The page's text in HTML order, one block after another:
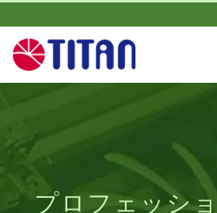
プロフェッシ